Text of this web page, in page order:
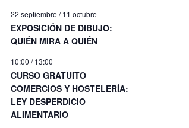
22 septiembre /11 octubre
EXPOSICIÓN DE DIBUJO:
QUIÉN MIRA A QUIÉN
10:00 /13:00
CURSO GRATUITO
COMERCIOS Y HOSTELERÍA:
LEY DESPERDICIO
ALIMENTARIO